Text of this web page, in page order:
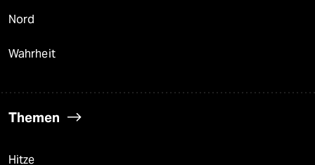
Nord
Wahrheit
Themen
Hitze